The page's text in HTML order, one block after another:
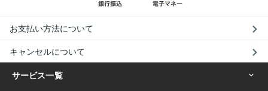
お支払い方法について
キャンセルについて